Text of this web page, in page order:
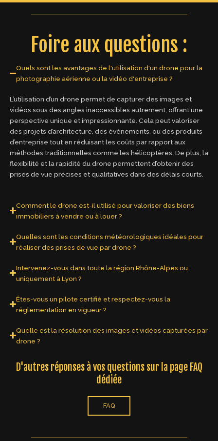
Foire aux questions :
Quels sont les avantages de l'utilisation d'un drone pour la
photographie aérienne ou la vidéo d'entreprise ?
L’utilisation d’un drone permet de capturer des images et
vidéos sous des angles inaccessibles autrement, offrant une
perspective unique et impressionnante. Cela peut valoriser
des projets d’architecture, des événements, ou des produits
d’entreprise tout en réduisant les coûts par rapport aux
méthodes traditionnelles comme les hélicoptères. De plus, la
flexibilité et la rapidité du drone permettent d’obtenir des
prises de vue précises et qualitatives dans des délais courts.
Comment le drone est-il utilisé pour valoriser des biens
immobiliers à vendre ou à louer ?
Quelles sont les conditions météorologiques idéales pour
réaliser des prises de vue par drone ?
Intervenez-vous dans toute la région Rhône-Alpes ou
uniquement à Lyon ?
Êtes-vous un pilote certifié et respectez-vous la
réglementation en vigueur ?
Quelle est la résolution des images et vidéos capturées par
drone ?
D'autres réponses à vos questions sur la page FAQ
dédiée
FAQ